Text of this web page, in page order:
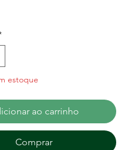
estoque
ao carrinho
Comprar